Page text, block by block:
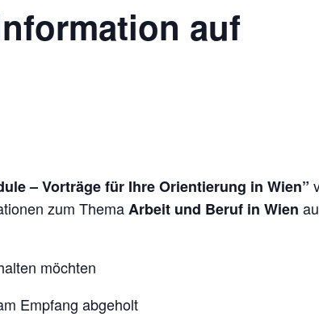
auf
– Vorträge für Ihre Orientierung in Wien”
zum ThemaArbeit und Beruf in Wien
möchten
Empfang abgeholt